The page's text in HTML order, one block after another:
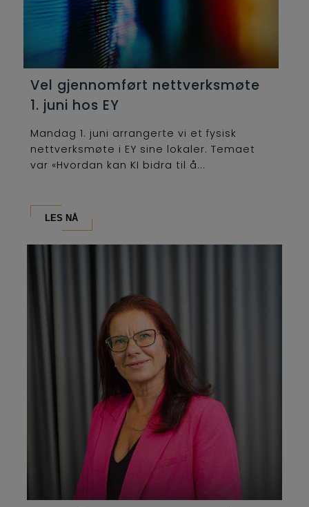
Vel gjennomført nettverksmøte
1. juni hos EY
Mandag 1. juni arrangerte vi et fysisk
nettverksmøte i EY sine lokaler. Temaet
var «Hvordan kan KI bidra til å...
LES NÅ